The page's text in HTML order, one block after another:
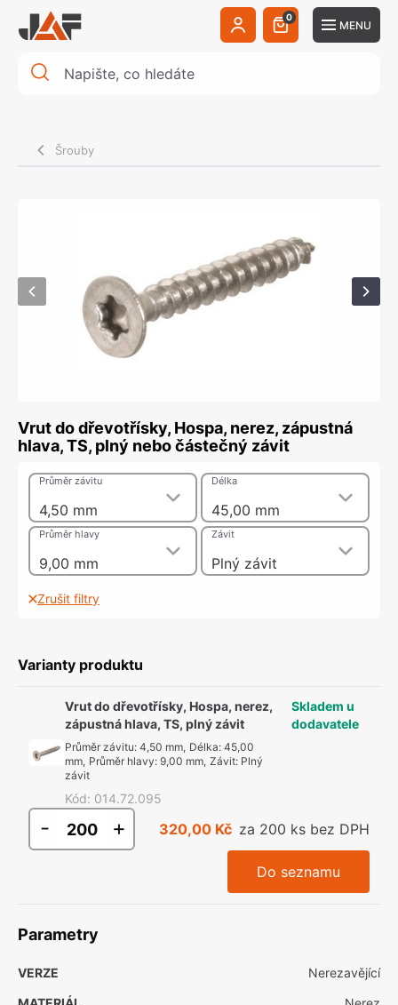
0
MENU
Šrouby
Vrut do dřevotřísky, Hospa, nerez, zápustná
hlava, TS, plný nebo částečný závit
4,50 mm
Průměr závitu
45,00 mm
Délka
9,00 mm
Průměr hlavy
Plný závit
Závit
Zrušit filtry
Varianty produktu
Vrut do dřevotřísky, Hospa, nerez,
zápustná hlava, TS, plný závit
Průměr závitu:4,50 mm, Délka:45,00
mm, Průměr hlavy:9,00 mm, Závit: Plný
závit
Kód: 014.72.095
Skladem u
dodavatele
- + 320,00 Kč za 200 ks bez DPH
Do seznamu
Parametry
VERZE
Nerezavějící